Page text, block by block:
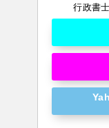
行政書